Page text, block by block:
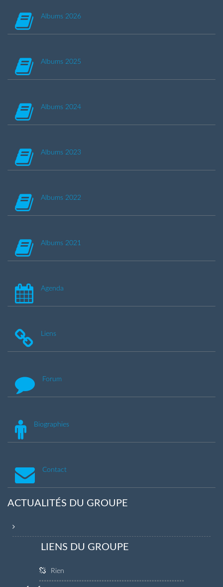
Albums 2026
Albums 2025
Albums 2024
Albums 2023
Albums 2022
Albums 2021
Agenda
Liens
Forum
Biographies
Contact
ACTUALITÉS DU GROUPE
LIENS DU GROUPE
Rien